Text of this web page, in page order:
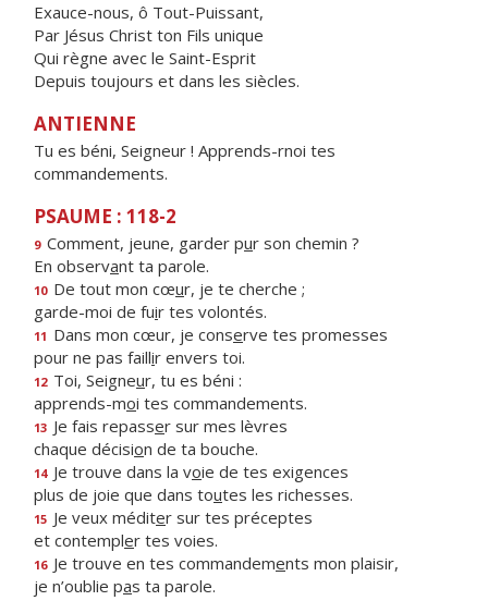
Exauce-nous, ô Tout-Puissant,
Par Jésus Christ ton Fils unique
Qui règne avec le Saint-Esprit
Depuis toujours et dans les siècles.
ANTIENNE
Tu es béni, Seigneur ! Apprends-rnoi tes
commandements.
PSAUME : 118-2
9 Comment, jeune, garder pur son chemin ?
En observant ta parole.
10 De tout mon cœur, je te cherche ;
garde-moi de fuir tes volontés.
11 Dans mon cœur, je conserve tes promesses
pour ne pas faillir envers toi.
12 Toi, Seigneur, tu es béni :
apprends-moi tes commandements.
13 Je fais repasser sur mes lèvres
chaque décision de ta bouche.
14 Je trouve dans la voie de tes exigences
plus de joie que dans toutes les richesses.
15 Je veux méditer sur tes préceptes
et contempler tes voies.
16 Je trouve en tes commandements mon plaisir,
je n’oublie pas ta parole.